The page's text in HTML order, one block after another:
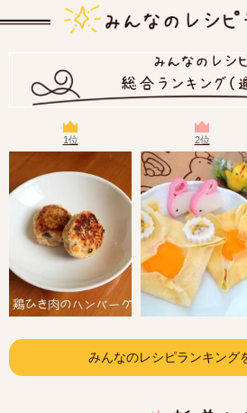
1位 2位
みんなのレシピランキング